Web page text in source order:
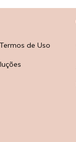
de Uso